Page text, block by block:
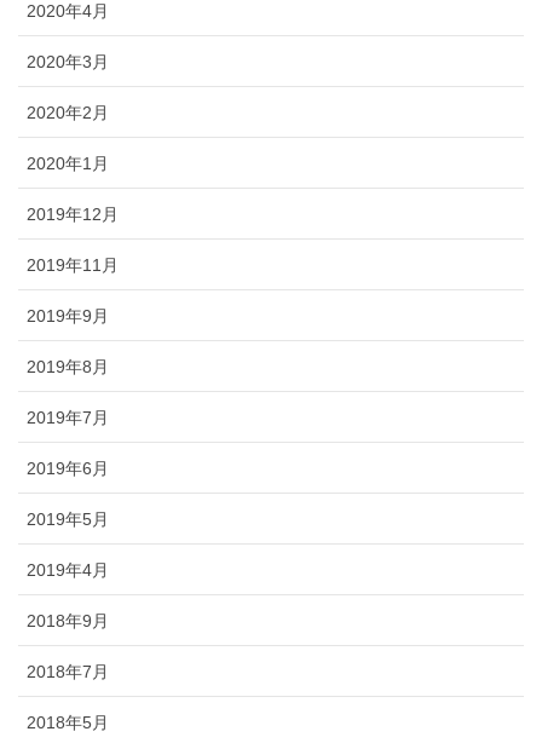
2020年4月
2020年3月
2020年2月
2020年1月
2019年12月
2019年11月
2019年9月
2019年8月
2019年7月
2019年6月
2019年5月
2019年4月
2018年9月
2018年7月
2018年5月